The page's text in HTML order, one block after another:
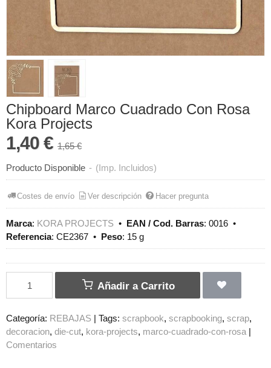
Chipboard Marco Cuadrado Con Rosa
Kora Projects
1,40 € 1,65 €
Producto Disponible - (Imp. Incluidos)
Costes de envío Ver descripción Hacer pregunta
Marca: KORA PROJECTS • EAN / Cod. Barras: 0016 •
Referencia: CE2367 • Peso: 15 g
Añadir a Carrito
Categoría: REBAJAS | Tags: scrapbook scrapbooking scrap
decoracion die-cut kora-projects marco-cuadrado-con-rosa |
Comentarios